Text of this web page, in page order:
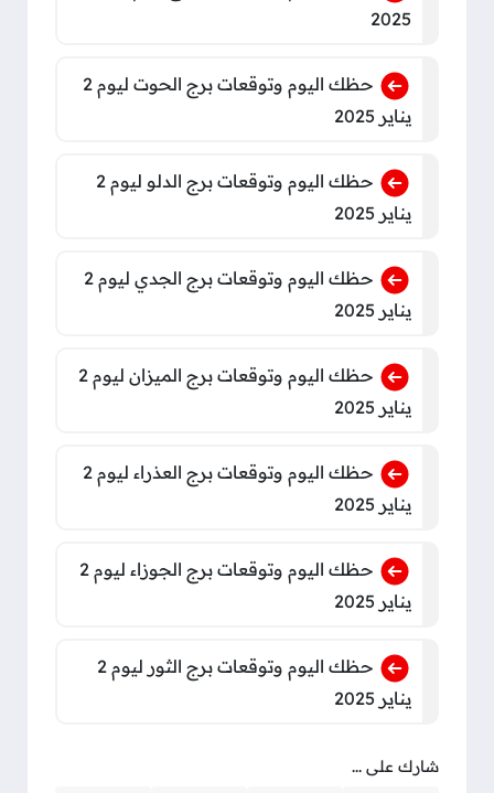
2025
حظك اليوم وتوقعات برج الحوت ليوم 2
يناير 2025
حظك اليوم وتوقعات برج الدلو ليوم 2
يناير 2025
حظك اليوم وتوقعات برج الجدي ليوم 2
يناير 2025
حظك اليوم وتوقعات برج الميزان ليوم 2
يناير 2025
حظك اليوم وتوقعات برج العذراء ليوم 2
يناير 2025
حظك اليوم وتوقعات برج الجوزاء ليوم 2
يناير 2025
حظك اليوم وتوقعات برج الثور ليوم 2
يناير 2025
شارك على ...